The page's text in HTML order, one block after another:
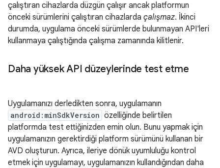
çalıştıran cihazlarda düzgün çalışır ancak platformun
önceki sürümlerini çalıştıran cihazlarda çalışmaz. İkinci
durumda, uygulama önceki sürümlerde bulunmayan API'leri
kullanmaya çalıştığında çalışma zamanında kilitlenir.
Daha yüksek API düzeylerinde test etme
Uygulamanızı derledikten sonra, uygulamanın
android:minSdkVersion özelliğinde belirtilen
platformda test ettiğinizden emin olun. Bunu yapmak için
uygulamanızın gerektirdiği platform sürümünü kullanan bir
AVD oluşturun. Ayrıca, ileriye dönük uyumluluğu kontrol
etmek için uygulamayı, uygulamanızın kullandığından daha